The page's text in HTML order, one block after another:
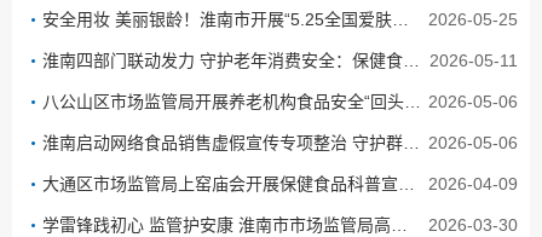
2026-05-25
2026-05-11
2026-05-06
2026-05-06
2026-04-09
2026-03-30